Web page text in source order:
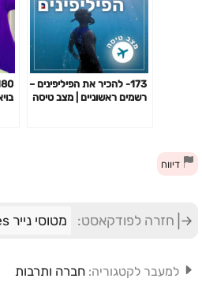
173- להכיר את הפיליפינים –
רשמים ראשוניים | מצב טיסה
דיווח
חזרה לפודקאסט: מטוסי נייר Paper Planes
למעבר לקטגוריה: חברה ותרבות